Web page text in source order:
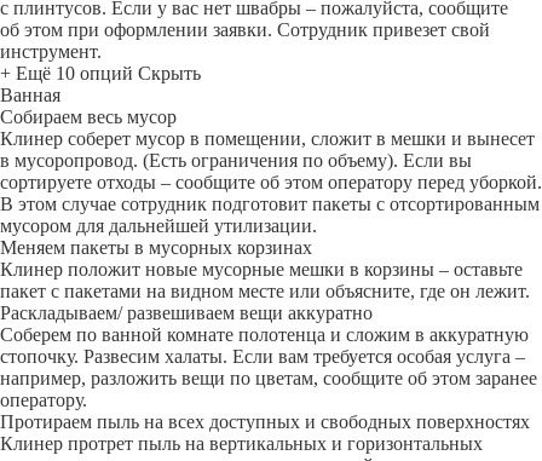
с плинтусов. Если у вас нет швабры – пожалуйста, сообщите
об этом при оформлении заявки. Сотрудник привезет свой
инструмент.
+ Ещё 10 опций Скрыть
Ванная
Собираем весь мусор
Клинер соберет мусор в помещении, сложит в мешки и вынесет
в мусоропровод. (Есть ограничения по объему). Если вы
сортируете отходы – сообщите об этом оператору перед уборкой.
В этом случае сотрудник подготовит пакеты с отсортированным
мусором для дальнейшей утилизации.
Меняем пакеты в мусорных корзинах
Клинер положит новые мусорные мешки в корзины – оставьте
пакет с пакетами на видном месте или объясните, где он лежит.
Раскладываем/ развешиваем вещи аккуратно
Соберем по ванной комнате полотенца и сложим в аккуратную
стопочку. Развесим халаты. Если вам требуется особая услуга –
например, разложить вещи по цветам, сообщите об этом заранее
оператору.
Протираем пыль на всех доступных и свободных поверхностях
Клинер протрет пыль на вертикальных и горизонтальных